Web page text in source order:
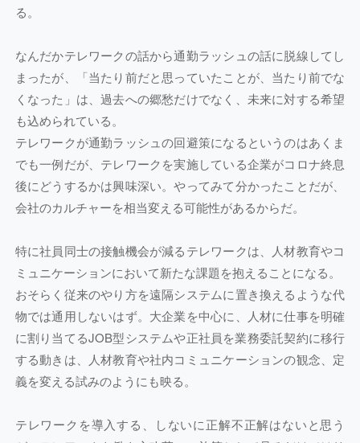
る。
なんだかテレワークの話から通勤ラッシュの話に脱線してし
まったが、「当たり前だと思っていたことが、当たり前でな
くなった」は、過去への郷愁だけでなく、未来に対する希望
も込められている。
テレワークが通勤ラッシュの回避策になるというのはあくま
でも一例だが、テレワークを実施している企業がコロナ終息
後にどうするかは興味深い。やってみて分かったことだが、
会社のカルチャーを相当変える可能性があるからだ。
特に社員同士の接触機会が減るテレワークは、人材教育やコ
ミュニケーションにおいて新たな課題を抱えることになる。
おそらく従来のやり方を遠隔システムに置き換えるような代
物では通用しないはず。大企業を中心に、人材に仕事を明確
に割り当てるJOB型システムや正社員を業務委託契約に移行
する動きは、人材教育や社内コミュニケーションの観念、定
義を変える試みのようにも映る。
テレワークを導入する、しないに正解不正解はないと思う